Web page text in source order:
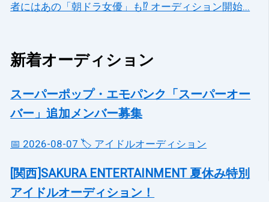
者にはあの「朝ドラ女優」も⁉ オーディション開始...
新着オーディション
スーパーポップ・エモパンク「スーパーオー
バー」追加メンバー募集
📅 2026-08-07 🏷️ アイドルオーディション
[関西]SAKURA ENTERTAINMENT 夏休み特別
アイドルオーディション！